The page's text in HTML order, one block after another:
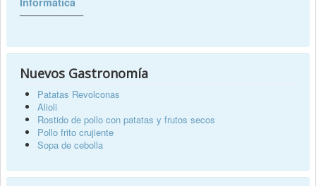
──────────
Nuevos Gastronomía
Patatas Revolconas
Alioli
Rostido de pollo con patatas y frutos secos
Pollo frito crujiente
Sopa de cebolla